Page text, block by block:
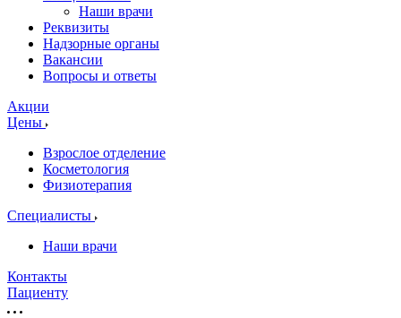
Наши врачи
Реквизиты
Надзорные органы
Вакансии
Вопросы и ответы
Акции
Цены
Взрослое отделение
Косметология
Физиотерапия
Специалисты
Наши врачи
Контакты
Пациенту